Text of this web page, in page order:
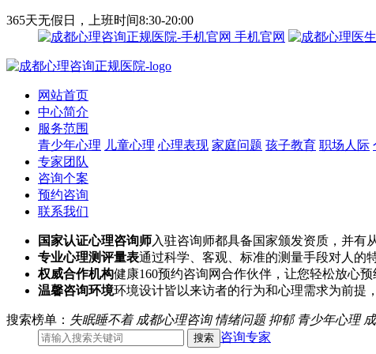
365天无假日，上班时间8:30-20:00
手机官网
网站首页
中心简介
服务范围
青少年心理 儿童心理 心理表现 家庭问题 孩子教育 职场人际
专家团队
咨询个案
预约咨询
联系我们
国家认证心理咨询师入驻咨询师都具备国家颁发资质，并有
专业心理测评量表通过科学、客观、标准的测量手段对人的
权威合作机构健康160预约咨询网合作伙伴，让您轻松放心预
温馨咨询环境环境设计皆以来访者的行为和心理需求为前提
搜索榜单： 失眠睡不着 成都心理咨询 情绪问题 抑郁 青少年心理
咨询专家